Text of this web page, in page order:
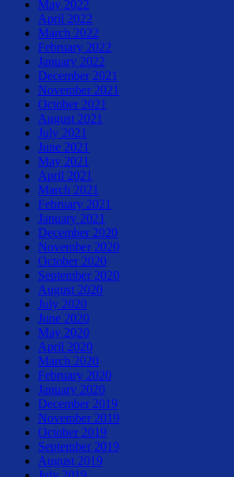
May 2022
April 2022
March 2022
February 2022
January 2022
December 2021
November 2021
October 2021
August 2021
July 2021
June 2021
May 2021
April 2021
March 2021
February 2021
January 2021
December 2020
November 2020
October 2020
September 2020
August 2020
July 2020
June 2020
May 2020
April 2020
March 2020
February 2020
January 2020
December 2019
November 2019
October 2019
September 2019
August 2019